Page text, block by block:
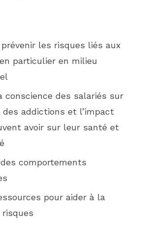
les risques liés aux
particulier en milieu
conscience des salariés sur
des addictions et l’impact
avoir sur leur santé et
comportements
pour aider à la